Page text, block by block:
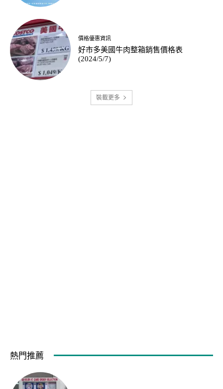
價格優惠資訊
好市多美國牛肉整箱銷售價格表
(2024/5/7)
裝載更多
熱門推薦